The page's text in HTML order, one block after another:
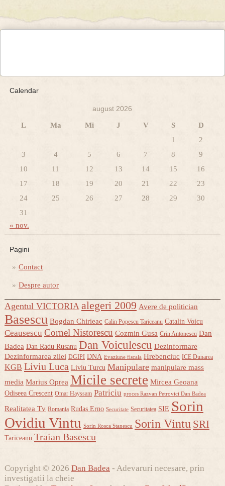
Calendar
august 2026
L Ma Mi J V S
D
1
2
3
4 5 6 7 8
9
10
11 12 13 14 15
16
17
18 19 20 21 22
23
24
25 26 27 28 29
30
31
« nov.
Pagini
Contact
Despre autor
Agentul VICTORIA alegeri 2009 Avere de politician
Basescu Bogdan Chirieac Calin Popescu Tariceanu Catalin Voicu
Ceausescu Cornel Nistorescu Cozmin Gusa Crin Antonescu Dan
Badea Dan Radu Rusanu Dan Voiculescu Dezinformare
Dezinformarea zilei DGIPI DNA Evaziune fiscala Hrebenciuc ICE Dunarea
KGB Liviu Luca Liviu Turcu Manipulare manipulare mass
media Marius Oprea Micile secrete Mircea Geoana
Odiseea Crescent Omar Hayssam Patriciu proces Razvan Petrovici Dan Badea
Realitatea Tv Romania Rudas Erno Securitate Securitatea SIE Sorin
Ovidiu Vintu Sorin Rosca Stanescu Sorin Vintu SRI
Tariceanu Traian Basescu
Copyright © 2026 Dan Badea - Adevaruri necesare, prin
investigatii la cheie